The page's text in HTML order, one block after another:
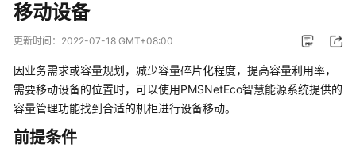
品
介
购
买
南
移动设备
更新时间： 2022-07-18 GMT+08:00
因业务需求或容量规划，减少容量碎片化程度，提高容量利用率，
需要移动设备的位置时，可以使用PMSNetEco智慧能源系统提供的
容量管理功能找到合适的机柜进行设备移动。
前提条件